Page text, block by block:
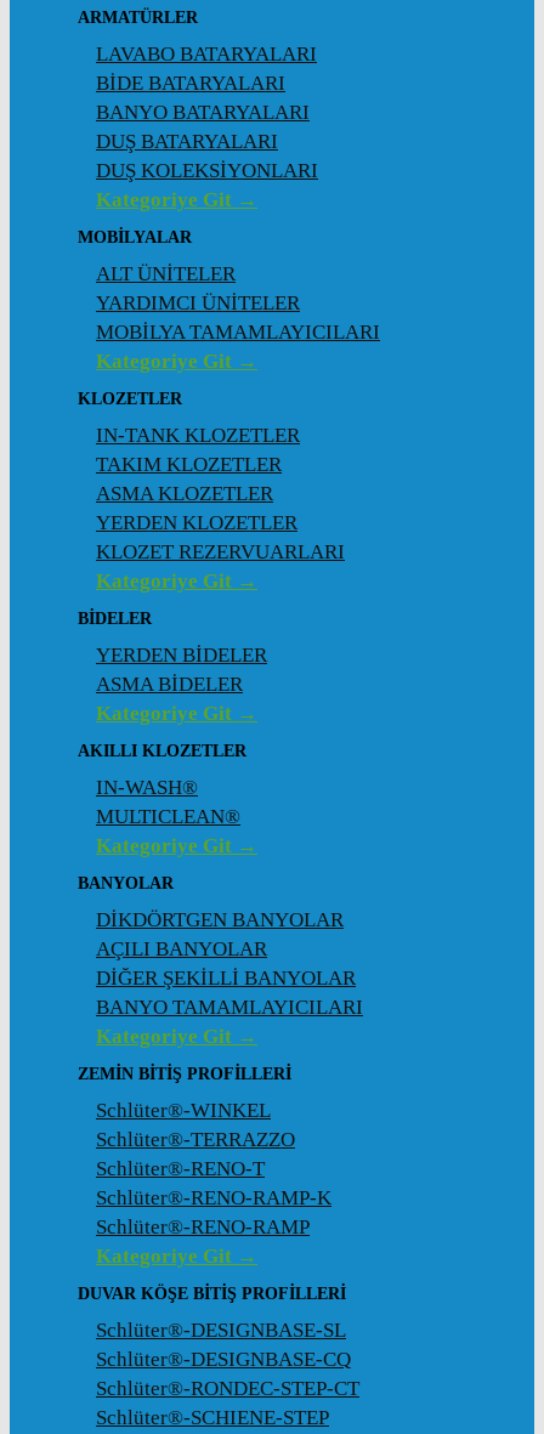
ARMATÜRLER
LAVABO BATARYALARI
BİDE BATARYALARI
BANYO BATARYALARI
DUŞ BATARYALARI
DUŞ KOLEKSİYONLARI
Kategoriye Git →
MOBİLYALAR
ALT ÜNİTELER
YARDIMCI ÜNİTELER
MOBİLYA TAMAMLAYICILARI
Kategoriye Git →
KLOZETLER
IN-TANK KLOZETLER
TAKIM KLOZETLER
ASMA KLOZETLER
YERDEN KLOZETLER
KLOZET REZERVUARLARI
Kategoriye Git →
BİDELER
YERDEN BİDELER
ASMA BİDELER
Kategoriye Git →
AKILLI KLOZETLER
IN-WASH®
MULTICLEAN®
Kategoriye Git →
BANYOLAR
DİKDÖRTGEN BANYOLAR
AÇILI BANYOLAR
DİĞER ŞEKİLLİ BANYOLAR
BANYO TAMAMLAYICILARI
Kategoriye Git →
ZEMIN BITIŞ PROFILLERI
Schlüter®-WINKEL
Schlüter®-TERRAZZO
Schlüter®-RENO-T
Schlüter®-RENO-RAMP-K
Schlüter®-RENO-RAMP
Kategoriye Git →
DUVAR KÖŞE BITIŞ PROFILLERI
Schlüter®-DESIGNBASE-SL
Schlüter®-DESIGNBASE-CQ
Schlüter®-RONDEC-STEP-CT
Schlüter®-SCHIENE-STEP